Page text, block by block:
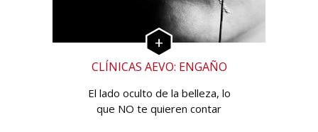
CLÍNICAS AEVO: ENGAÑO
El lado oculto de la belleza, lo
que NO te quieren contar